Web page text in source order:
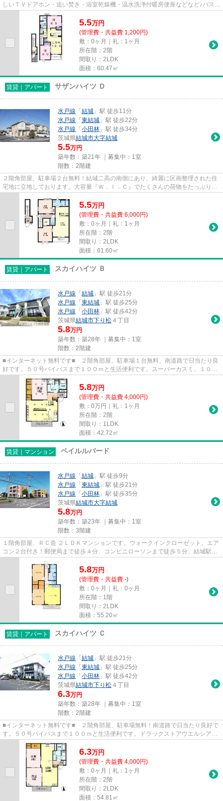
しいＴＶドアホン・追い焚き・浴室乾燥機・温水洗浄付暖房便座などなど♪バス・
洗面脱衣所・トイレ独立タイ...
5.5万円
(管理費・共益費 1,200円)
敷：0ヶ月｜礼：1ヶ月
所在階：2階
間取り：2LDK
面積：60.47㎡
賃貸｜アパート サザンハイツ Ｄ
水戸線 「 結城 」駅 徒歩11分
水戸線 「 東結城 」駅 徒歩22分
水戸線 「 小田林 」駅 徒歩34分
茨城県結城市大字結城
5.5万円
築年数：築21年 ｜募集中： 1室
階数：2階建
２階角部屋、駐車場２台無料！結城二高の南側にあり、綺麗に区画整理された住
宅地に立地しております。大容量『Ｗ．Ｉ．Ｃ』でたくさんの荷物をたっぷり収
5.5万円
(管理費・共益費 6,000円)
敷：0ヶ月｜礼：1ヶ月
所在階：2階
間取り：2LDK
面積：61.60㎡
賃貸｜アパート スカイハイツ Ｂ
水戸線 「 結城 」駅 徒歩21分
水戸線 「 東結城 」駅 徒歩25分
水戸線 「 小田林 」駅 徒歩42分
茨城県結城市下り松 ４丁目
5.8万円
築年数：築28年 ｜募集中： 1室
階数：2階建
■インターネット無料です■ ２階角部屋、駐車場１台無料、南道路で日当たり良
好です。５０号バイパスまで１００ｍと生活便利です。スーパーカスミ、１００
円ショップセリアまで２００...
5.8万円
(管理費・共益費 4,000円)
敷：0万円｜礼：1ヶ月
所在階：2階
間取り：1LDK
面積：42.72㎡
賃貸｜マンション ペイルルバード
水戸線 「 結城 」駅 徒歩9分
水戸線 「 東結城 」駅 徒歩21分
水戸線 「 小田林 」駅 徒歩35分
茨城県結城市大字結城
5.8万円
築年数：築23年 ｜募集中： 1室
階数：3階建
１階角部屋、ＲＣ造 ２ＬＤＫマンションです。ウォークインクローゼット、エア
コン２台付き！郵便局まで徒歩４分、コンビニローソンまで徒歩５分、結城駅ま
で徒歩９分。礼金敷金なし、...
5.8万円
(管理費・共益費 -)
敷：0ヶ月｜礼：0ヶ月
所在階：1階
間取り：2LDK
面積：55.20㎡
賃貸｜アパート スカイハイツ Ｃ
水戸線 「 結城 」駅 徒歩21分
水戸線 「 東結城 」駅 徒歩25分
水戸線 「 小田林 」駅 徒歩42分
茨城県結城市下り松 ４丁目
6.3万円
築年数：築28年 ｜募集中： 1室
階数：2階建
■インターネット無料です■ ２階角部屋、駐車場無料！南道路で日当たり良好で
す。５０号バイパスまで１００ｍと生活便利です。ドラックストアウエルシアま
で１００ｍ、スーパーカスミ...
6.3万円
(管理費・共益費 4,000円)
敷：0ヶ月｜礼：1ヶ月
所在階：2階
間取り：2LDK
面積：54.81㎡